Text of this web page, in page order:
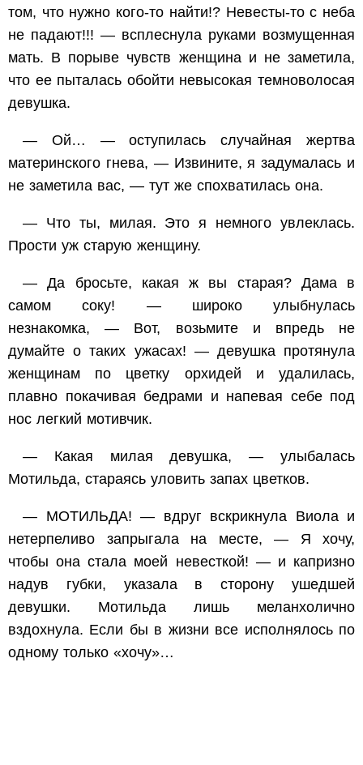
том, что нужно кого-то найти!? Невесты-то с неба
не падают!!! — всплеснула руками возмущенная
мать. В порыве чувств женщина и не заметила,
что ее пыталась обойти невысокая темноволосая
девушка.
— Ой… — оступилась случайная жертва
материнского гнева, — Извините, я задумалась и
не заметила вас, — тут же спохватилась она.
— Что ты, милая. Это я немного увлеклась.
Прости уж старую женщину.
— Да бросьте, какая ж вы старая? Дама в
самом соку! — широко улыбнулась
незнакомка, — Вот, возьмите и впредь не
думайте о таких ужасах! — девушка протянула
женщинам по цветку орхидей и удалилась,
плавно покачивая бедрами и напевая себе под
нос легкий мотивчик.
— Какая милая девушка, — улыбалась
Мотильда, стараясь уловить запах цветков.
— МОТИЛЬДА! — вдруг вскрикнула Виола и
нетерпеливо запрыгала на месте, — Я хочу,
чтобы она стала моей невесткой! — и капризно
надув губки, указала в сторону ушедшей
девушки. Мотильда лишь меланхолично
вздохнула. Если бы в жизни все исполнялось по
одному только «хочу»…